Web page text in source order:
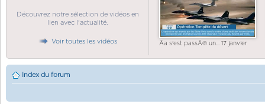
Découvrez notre sélection de vidéos en
lien avec l'actualité.
Voir toutes les vidéos Ãa s'est passÃ© un... 17 janvier
Index du forum